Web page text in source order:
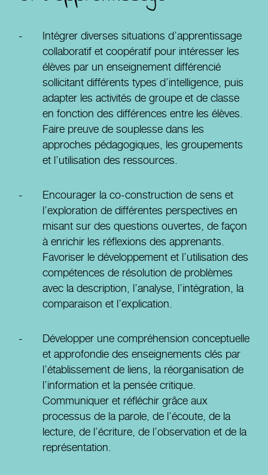
Intégrer diverses situations d’apprentissage
collaboratif et coopératif pour intéresser les
élèves par un enseignement différencié
sollicitant différents types d’intelligence, puis
adapter les activités de groupe et de classe
en fonction des différences entre les élèves.
Faire preuve de souplesse dans les
approches pédagogiques, les groupements
et l’utilisation des ressources.
Encourager la co-construction de sens et
l’exploration de différentes perspectives en
misant sur des questions ouvertes, de façon
à enrichir les réflexions des apprenants.
Favoriser le développement et l’utilisation des
compétences de résolution de problèmes
avec la description, l’analyse, l’intégration, la
comparaison et l’explication.
Développer une compréhension conceptuelle
et approfondie des enseignements clés par
l’établissement de liens, la réorganisation de
l’information et la pensée critique.
Communiquer et réfléchir grâce aux
processus de la parole, de l’écoute, de la
lecture, de l’écriture, de l’observation et de la
représentation.